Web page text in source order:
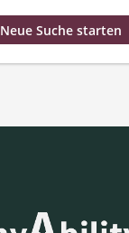
Neue Suche starten